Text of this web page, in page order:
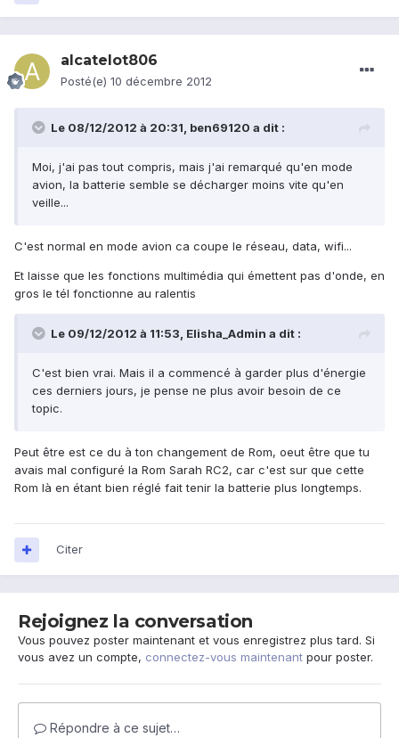
alcatelot806
Posté(e) 10 décembre 2012
Le 08/12/2012 à 20:31, ben69120 a dit :
Moi, j'ai pas tout compris, mais j'ai remarqué qu'en mode
avion, la batterie semble se décharger moins vite qu'en
veille...
C'est normal en mode avion ca coupe le réseau, data, wifi...
Et laisse que les fonctions multimédia qui émettent pas d'onde, en
gros le tél fonctionne au ralentis
Le 09/12/2012 à 11:53, Elisha_Admin a dit :
C'est bien vrai. Mais il a commencé à garder plus d'énergie
ces derniers jours, je pense ne plus avoir besoin de ce
topic.
Peut être est ce du à ton changement de Rom, oeut être que tu
avais mal configuré la Rom Sarah RC2, car c'est sur que cette
Rom là en étant bien réglé fait tenir la batterie plus longtemps.
Citer
Rejoignez la conversation
Vous pouvez poster maintenant et vous enregistrez plus tard. Si
vous avez un compte, connectez-vous maintenant pour poster.
Répondre à ce sujet…